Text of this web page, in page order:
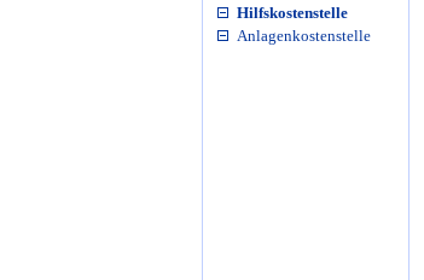
Hilfskostenstelle
Anlagenkosten­stelle